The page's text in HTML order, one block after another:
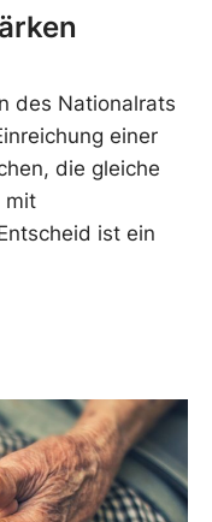
des Nationalrats
einer
die gleiche
mit
ist ein